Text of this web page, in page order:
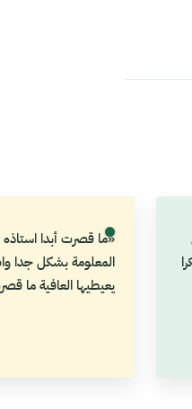
«ما قصرت أبدا
يعيطيها العافية ما